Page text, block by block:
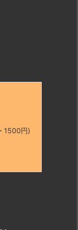
1500円)